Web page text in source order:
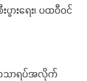
းရေး၊ ပထဝီဝင်
ာသာရပ်အလိုက်